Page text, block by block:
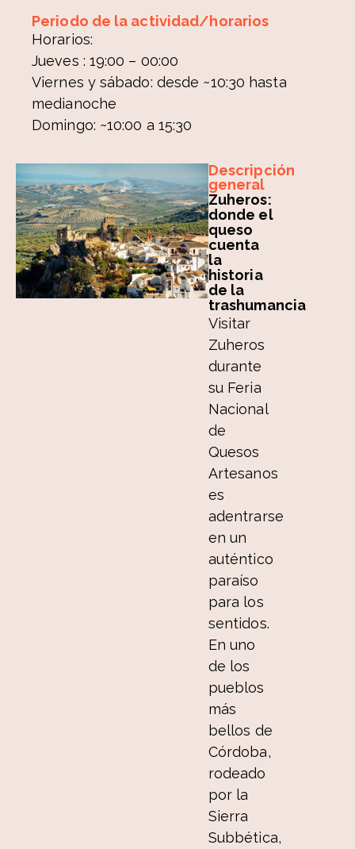
Periodo de la actividad/horarios
Horarios:
Jueves : 19:00 – 00:00
Viernes y sábado: desde ~10:30 hasta
medianoche
Domingo: ~10:00 a 15:30
Descripción
general
Zuheros:
donde el
queso
cuenta
la
historia
de la
trashumancia
Visitar
Zuheros
durante
su Feria
Nacional
de
Quesos
Artesanos
es
adentrarse
en un
auténtico
paraíso
para los
sentidos.
En uno
de los
pueblos
más
bellos de
Córdoba,
rodeado
por la
Sierra
Subbética,